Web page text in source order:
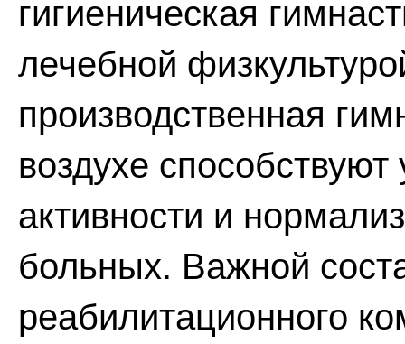
гигиеническая
лечебной
производственная
воздухе
активности и
больных. Важной
реабилитационного